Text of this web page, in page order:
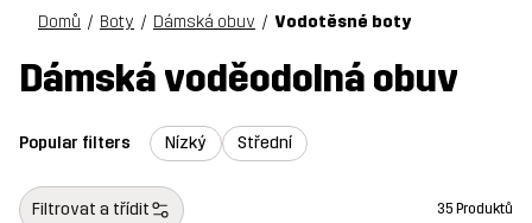
Domů Boty Dámská obuv Vodotěsné boty
Dámská voděodolná obuv
Popular filters Nízký Střední
Filtrovat a třídit 35 Produktů